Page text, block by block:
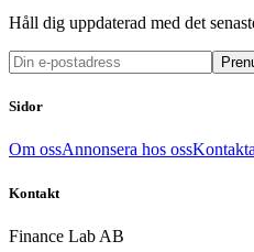
Håll dig uppdaterad med det
Sidor
Om ossAnnonsera hos oss
Kontakt
Finance Lab AB